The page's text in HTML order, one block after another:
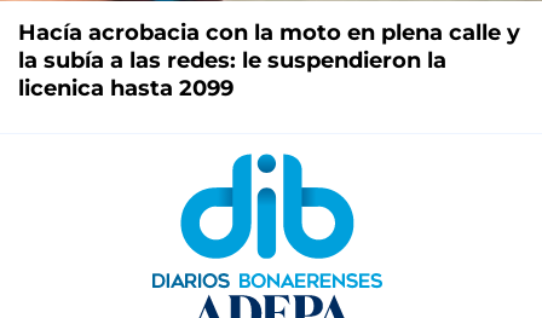
Hacía acrobacia con la moto en plena calle y
la subía a las redes: le suspendieron la
licenica hasta 2099